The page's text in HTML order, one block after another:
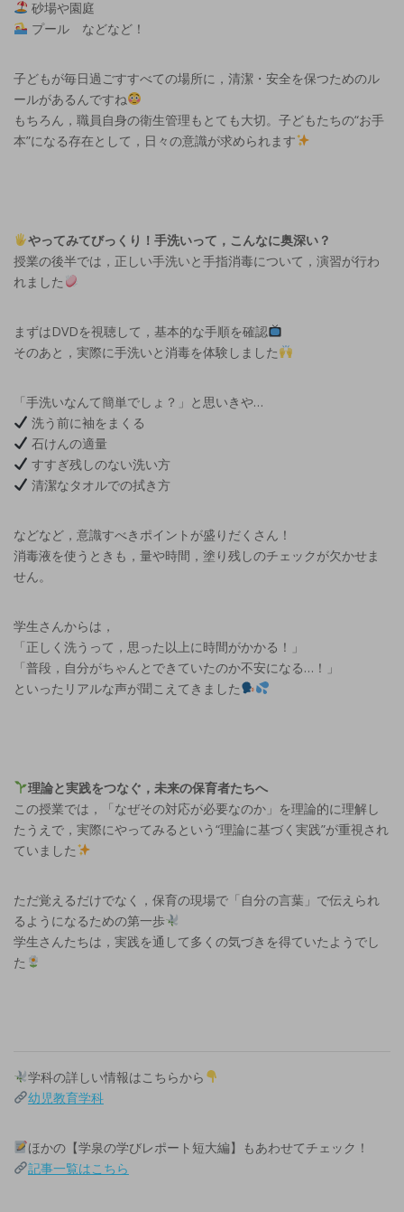
砂場や園庭
プール などなど！
子どもが毎日過ごすすべての場所に，清潔・安全を保つためのル
ールがあるんですね
もちろん，職員自身の衛生管理もとても大切。子どもたちの“お手
本”になる存在として，日々の意識が求められます
やってみてびっくり！手洗いって，こんなに奥深い？
授業の後半では，正しい手洗いと手指消毒について，演習が行わ
れました
まずはDVDを視聴して，基本的な手順を確認
そのあと，実際に手洗いと消毒を体験しました
「手洗いなんて簡単でしょ？」と思いきや…
洗う前に袖をまくる
石けんの適量
すすぎ残しのない洗い方
清潔なタオルでの拭き方
などなど，意識すべきポイントが盛りだくさん！
消毒液を使うときも，量や時間，塗り残しのチェックが欠かせま
せん。
学生さんからは，
「正しく洗うって，思った以上に時間がかかる！」
「普段，自分がちゃんとできていたのか不安になる…！」
といったリアルな声が聞こえてきました
理論と実践をつなぐ，未来の保育者たちへ
この授業では，「なぜその対応が必要なのか」を理論的に理解し
たうえで，実際にやってみるという“理論に基づく実践”が重視され
ていました
ただ覚えるだけでなく，保育の現場で「自分の言葉」で伝えられ
るようになるための第一歩
学生さんたちは，実践を通して多くの気づきを得ていたようでし
た
学科の詳しい情報はこちらから
幼児教育学科
ほかの【学泉の学びレポート短大編】もあわせてチェック！
記事一覧はこちら